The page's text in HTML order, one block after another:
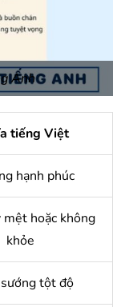
Anh
tiếng Việt
hạnh phúc
mệt hoặc không
khỏe
tột độ